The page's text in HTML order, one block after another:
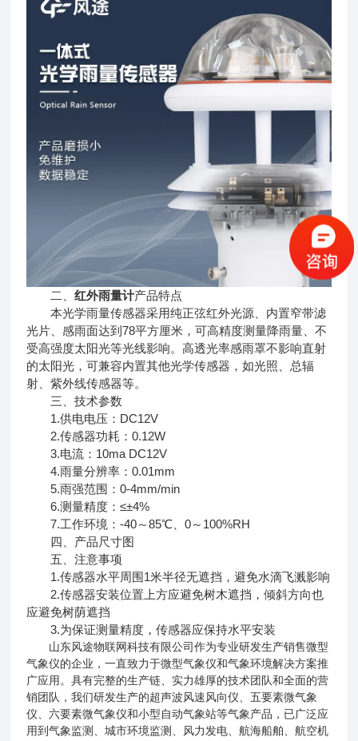
二、红外雨量计产品特点
本光学雨量传感器采用纯正弦红外光源、内置窄带滤
光片、感雨面达到78平方厘米，可高精度测量降雨量、不
受高强度太阳光等光线影响。高透光率感雨罩不影响直射
的太阳光，可兼容内置其他光学传感器，如光照、总辐
射、紫外线传感器等。
三、技术参数
1.供电电压：DC12V
2.传感器功耗：0.12W
3.电流：10ma DC12V
4.雨量分辨率：0.01mm
5.雨强范围：0-4mm/min
6.测量精度：≤±4%
7.工作环境：-40～85℃、0～100%RH
四、产品尺寸图
五、注意事项
1.传感器水平周围1米半径无遮挡，避免水滴飞溅影响
2.传感器安装位置上方应避免树木遮挡，倾斜方向也
应避免树荫遮挡
3.为保证测量精度，传感器应保持水平安装
山东风途物联网科技有限公司作为专业研发生产销售微型
气象仪的企业，一直致力于微型气象仪和气象环境解决方案推
广应用。具有完整的生产链、实力雄厚的技术团队和全面的营
销团队，我们研发生产的超声波风速风向仪、五要素微气象
仪、六要素微气象仪和小型自动气象站等气象产品，已广泛应
用到气象监测、城市环境监测、风力发电、航海船舶、航空机